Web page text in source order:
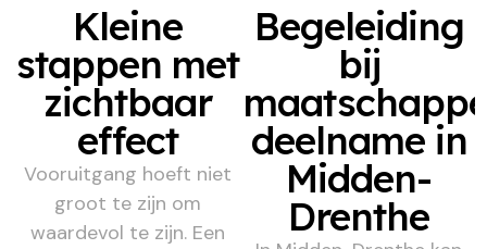
Kleine
stappen met
zichtbaar
effect
Vooruitgang hoeft niet
groot te zijn om
waardevol te zijn. Een
Begeleiding
bij
deelname in
Midden-
Drenthe